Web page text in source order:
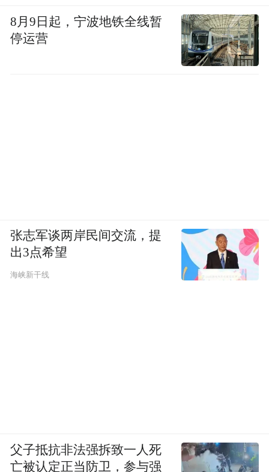
8月9日起，宁波地铁全线暂
停运营
张志军谈两岸民间交流，提
出3点希望
海峡新干线
父子抵抗非法强拆致一人死
亡被认定正当防卫，参与强